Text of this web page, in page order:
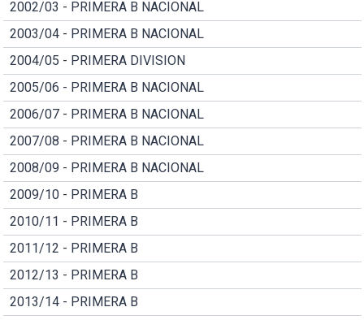
2002/03 - PRIMERA B NACIONAL
2003/04 - PRIMERA B NACIONAL
2004/05 - PRIMERA DIVISION
2005/06 - PRIMERA B NACIONAL
2006/07 - PRIMERA B NACIONAL
2007/08 - PRIMERA B NACIONAL
2008/09 - PRIMERA B NACIONAL
2009/10 - PRIMERA B
2010/11 - PRIMERA B
2011/12 - PRIMERA B
2012/13 - PRIMERA B
2013/14 - PRIMERA B